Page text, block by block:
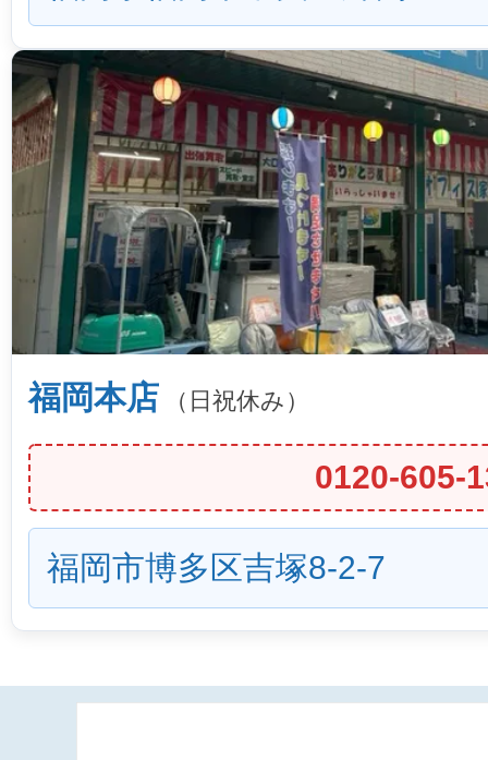
福岡本店 （日祝休み）
0120-605-
福岡市博多区吉塚8-2-7